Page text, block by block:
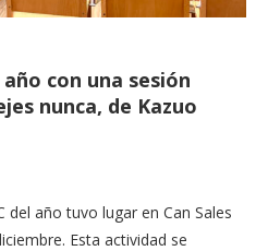
con una sesión
nunca, de Kazuo
del año tuvo lugar en Can Sales
Esta actividad se